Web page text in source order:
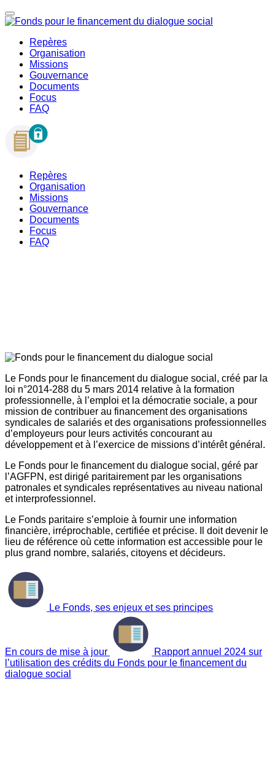
Repères
Organisation
Missions
Gouvernance
Documents
Focus
FAQ
Repères
Organisation
Missions
Gouvernance
Documents
Focus
FAQ
Le Fonds pour le financement du dialogue social, créé par la
loi n°2014-288 du 5 mars 2014 relative à la formation
professionnelle, à l’emploi et la démocratie sociale, a pour
mission de contribuer au financement des organisations
syndicales de salariés et des organisations professionnelles
d’employeurs pour leurs activités concourant au
développement et à l’exercice de missions d’intérêt général.
Le Fonds pour le financement du dialogue social, géré par
l’AGFPN, est dirigé paritairement par les organisations
patronales et syndicales représentatives au niveau national
et interprofessionnel.
Le Fonds paritaire s’emploie à fournir une information
financière, irréprochable, certifiée et précise. Il doit devenir le
lieu de référence où cette information est accessible pour le
plus grand nombre, salariés, citoyens et décideurs.
Le Fonds, ses enjeux et ses principes
En cours de mise à jour
Rapport annuel 2024 sur
l’utilisation des crédits du Fonds pour le financement du
dialogue social